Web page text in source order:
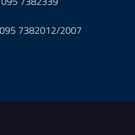
7382012/2007
utili